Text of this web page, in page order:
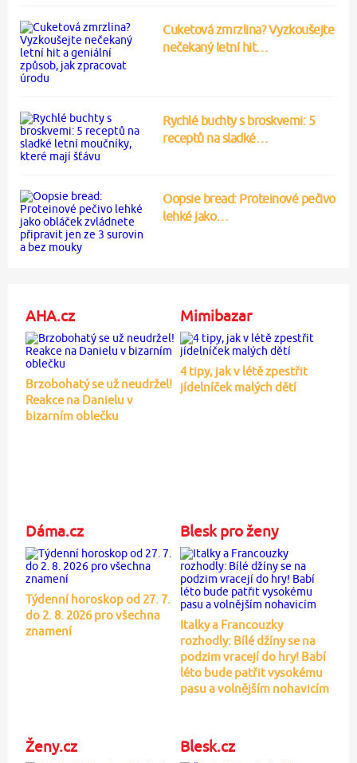
Cuketová zmrzlina? Vyzkoušejte
nečekaný letní hit…
Rychlé buchty s broskvemi: 5
receptů na sladké…
Oopsie bread: Proteinové pečivo
lehké jako…
AHA.cz
Brzobohatý se už neudržel!
Reakce na Danielu v
bizarním oblečku
Mimibazar
4 tipy, jak v létě zpestřit
jídelníček malých dětí
Dáma.cz
Týdenní horoskop od 27. 7.
do 2. 8. 2026 pro všechna
znamení
Blesk pro ženy
Italky a Francouzky
rozhodly: Bílé džíny se na
podzim vracejí do hry! Babí
léto bude patřit vysokému
pasu a volnějším nohavicím
Ženy.cz Blesk.cz